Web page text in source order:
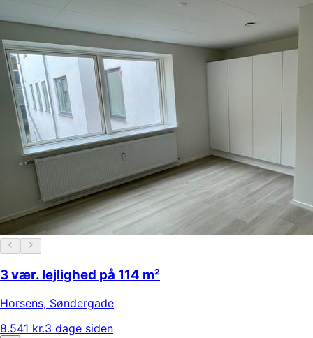
3 vær. lejlighed på 114 m²
Horsens, Søndergade
8.541 kr.3 dage siden